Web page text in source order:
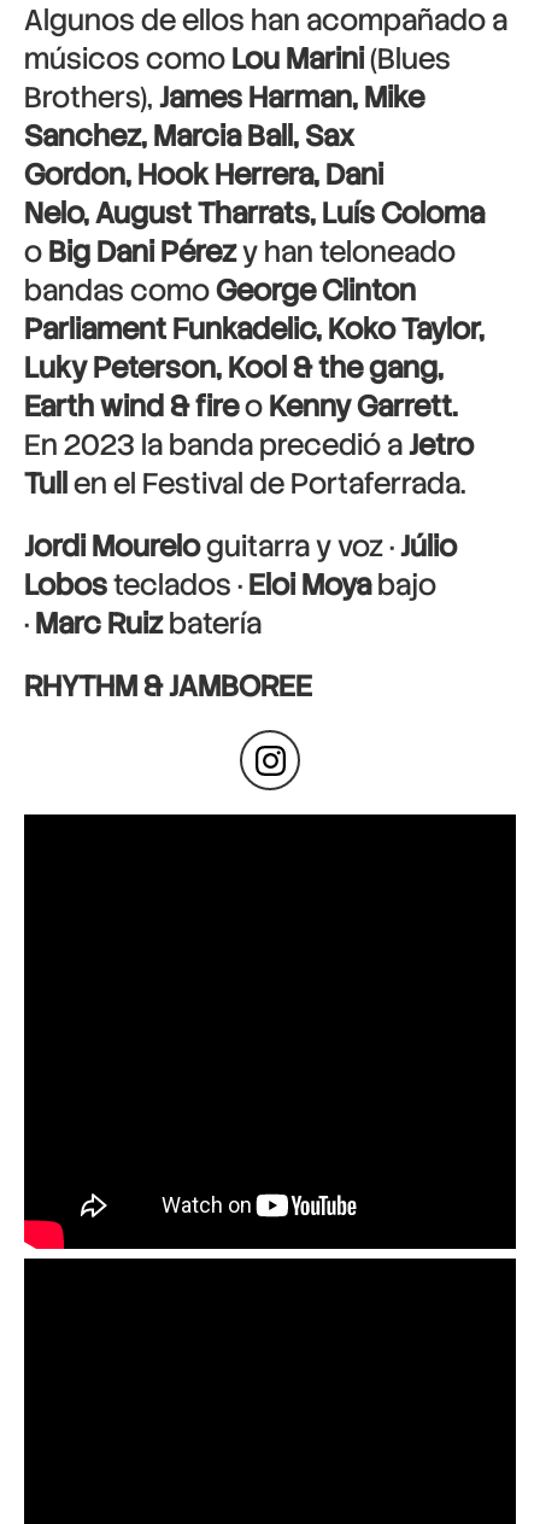
Algunos de ellos han acompañado a
músicos comoLou Marini(Blues
Brothers),James Harman, Mike
Sanchez, Marcia Ball, Sax
Gordon, Hook Herrera, Dani
Nelo, August Tharrats, Luís Coloma
oBig Dani Pérezy han teloneado
bandas comoGeorge Clinton
Parliament Funkadelic, Koko Taylor,
Luky Peterson, Kool & the gang,
Earth wind & fireoKenny Garrett.
En 2023 la banda precedió aJetro
Tullen el Festival de Portaferrada.
Jordi Moureloguitarra y voz ·Júlio
Lobosteclados ·Eloi Moyabajo
·Marc Ruizbatería
RHYTHM & JAMBOREE